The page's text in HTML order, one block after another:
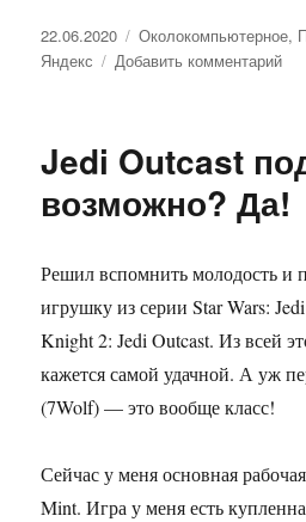
Опубликовано
22.06.2020 Рубрики
Околокомпьютерное,
Яндекс
Добавить комментарий
и
4
Jedi Outcast
возможно? Да!
Решил вспомнить молодость и
игрушку из серии Star Wars:
Knight 2: Jedi Outcast. Из всей
кажется самой удачной. А уж
(7Wolf) — это вообще класс!
Сейчас у меня основная
Mint. Игра у меня есть